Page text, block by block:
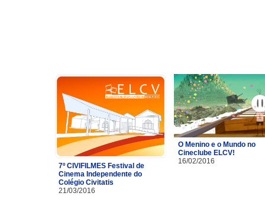
7º CIVIFILMES Festival de
Cinema Independente do
Colégio Civitatis
21/03/2016
O Menino e o Mundo no
Cineclube ELCV!
16/02/2016